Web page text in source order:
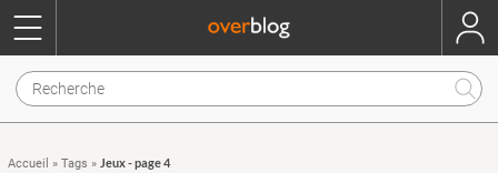
Accueil » Tags » Jeux - page 4